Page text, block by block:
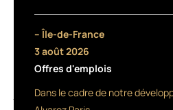
mois
janvier
– Île-de-France
3 août 2026
Offres d'emplois
Dans le cadre de notre